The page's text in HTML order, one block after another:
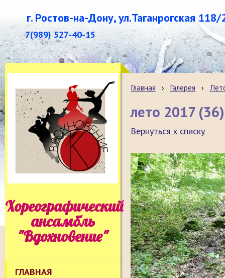
г. Ростов-на-Дону, ул.Таганрогская 118/
7(989) 527-40-15
Хореографический
ансамбль
"Вдохновение"
ГЛАВНАЯ
Главная › Галерея ›
лето 2017 (36)
Вернуться к списку